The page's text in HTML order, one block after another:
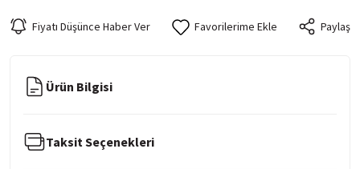
Fiyatı Düşünce Haber Ver Paylaş
Ürün Bilgisi
Taksit Seçenekleri